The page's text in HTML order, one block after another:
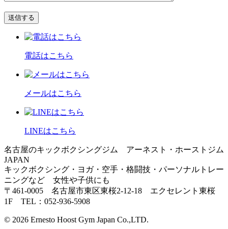
電話はこちら
メールはこちら
LINEはこちら
名古屋のキックボクシングジム アーネスト・ホーストジム
JAPAN
キックボクシング・ヨガ・空手・格闘技・パーソナルトレー
ニングなど 女性や子供にも
〒461-0005 名古屋市東区東桜2-12-18 エクセレント東桜
1F TEL：052-936-5908
© 2026 Ernesto Hoost Gym Japan Co.,LTD.